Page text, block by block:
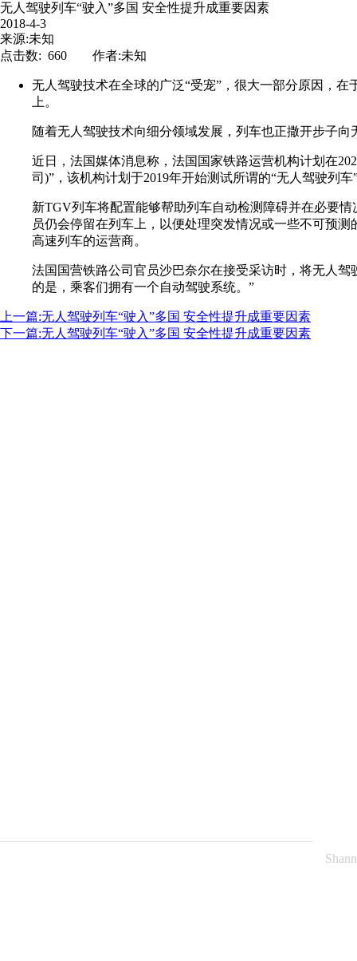
无人驾驶列车“驶入”多国 安全性提升成重要因素
2018-4-3
来源:未知
点击数: 660 作者:未知
无人驾驶技术在全球的广泛“受宠”，很大一部分原因，
上。
随着无人驾驶技术向细分领域发展，列车也正撒开步子
近日，法国媒体消息称，法国国家铁路运营机构计划在
司)”，该机构计划于2019年开始测试所谓的“无人驾驶列车
新TGV列车将配置能够帮助列车自动检测障碍并在必要
员仍会停留在列车上，以便处理突发情况或一些不可预
高速列车的运营商。
法国国营铁路公司官员沙巴奈尔在接受采访时，将无人
的是，乘客们拥有一个自动驾驶系统。”
上一篇:无人驾驶列车“驶入”多国 安全性提升成重要因素
下一篇:无人驾驶列车“驶入”多国 安全性提升成重要因素